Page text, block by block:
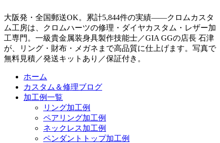
大阪発・全国郵送OK。累計5,844件の実績——クロムカスタ
ム工房は、クロムハーツの修理・ダイヤカスタム・レザー加
工専門。一級貴金属装身具製作技能士／GIA GGの店長 石津
が、リング・財布・メガネまで高品質に仕上げます。写真で
無料見積／発送キットあり／保証付き。
ホーム
カスタム＆修理ブログ
加工例一覧
リング加工例
ペアリング加工例
ネックレス加工例
ペンダントトップ加工例